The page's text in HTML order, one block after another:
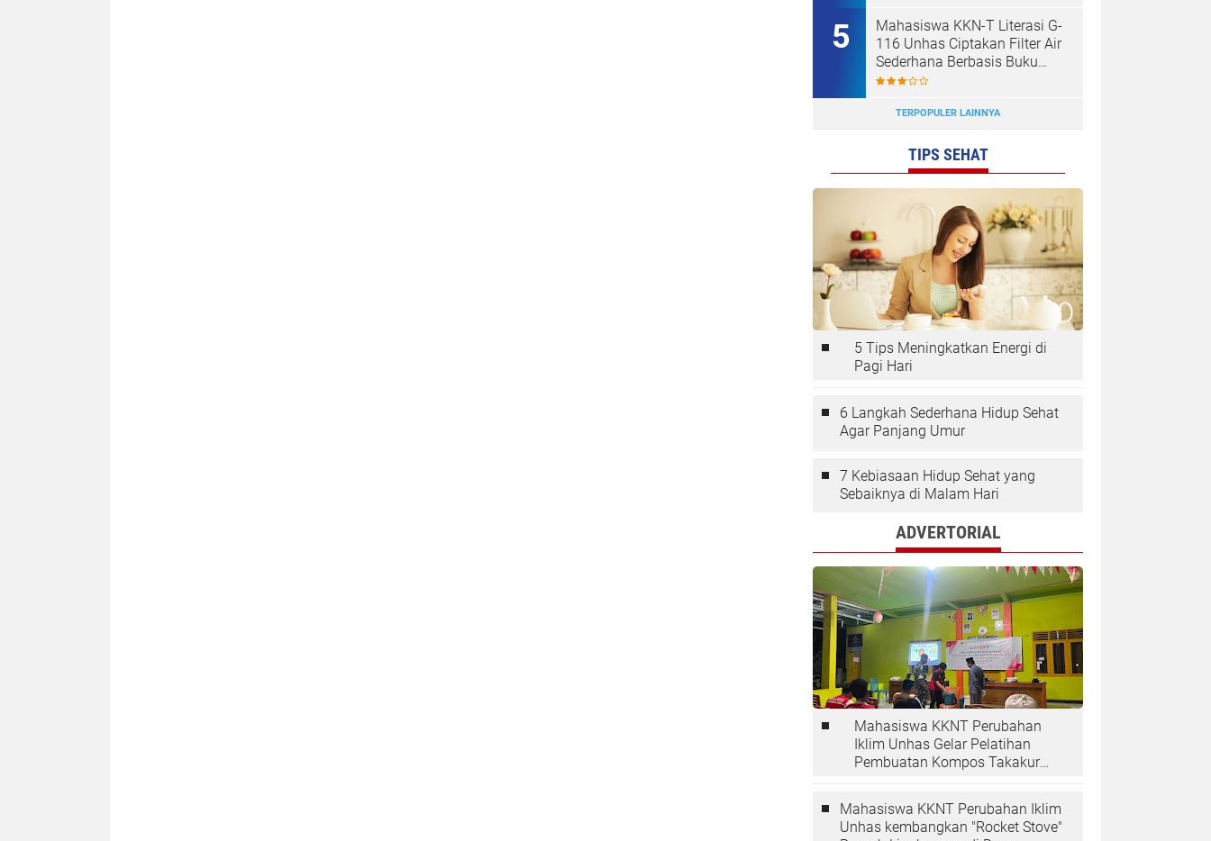
Mahasiswa KKN-T Literasi G-
116 Unhas Ciptakan Filter Air
Sederhana Berbasis Buku
Bacaan di UPT SDN 112
TERPOPULER LAINNYA
TIPS SEHAT
5 Tips Meningkatkan Energi di
Pagi Hari
6 Langkah Sederhana Hidup Sehat
Agar Panjang Umur
7 Kebiasaan Hidup Sehat yang
Sebaiknya di Malam Hari
ADVERTORIAL
Mahasiswa KKNT Perubahan
Iklim Unhas Gelar Pelatihan
Pembuatan Kompos Takakura
Mahasiswa KKNT Perubahan Iklim
Unhas kembangkan "Rocket Stove"